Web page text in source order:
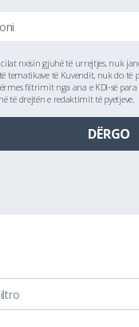
cilat nxisin gjuhë të urrejtjes, nuk
tematikave të Kuvendit, nuk do të
filtrimit nga ana e KDI-së para
të drejtën e redaktimit të pyetjeve.